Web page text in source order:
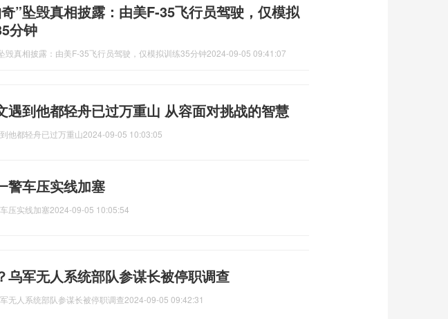
”坠毁真相披露：由美F-35飞行员驾驶，仅模拟
分钟
毁真相披露：由美F-35飞行员驾驶，仅模拟训练35分钟2024-09-05 09:41:07
遇到他都轻舟已过万重山 从容面对挑战的智慧
他都轻舟已过万重山2024-09-05 10:03:05
警车压实线加塞
压实线加塞2024-09-05 10:05:54
乌军无人系统部队参谋长被停职调查
无人系统部队参谋长被停职调查2024-09-05 09:42:31